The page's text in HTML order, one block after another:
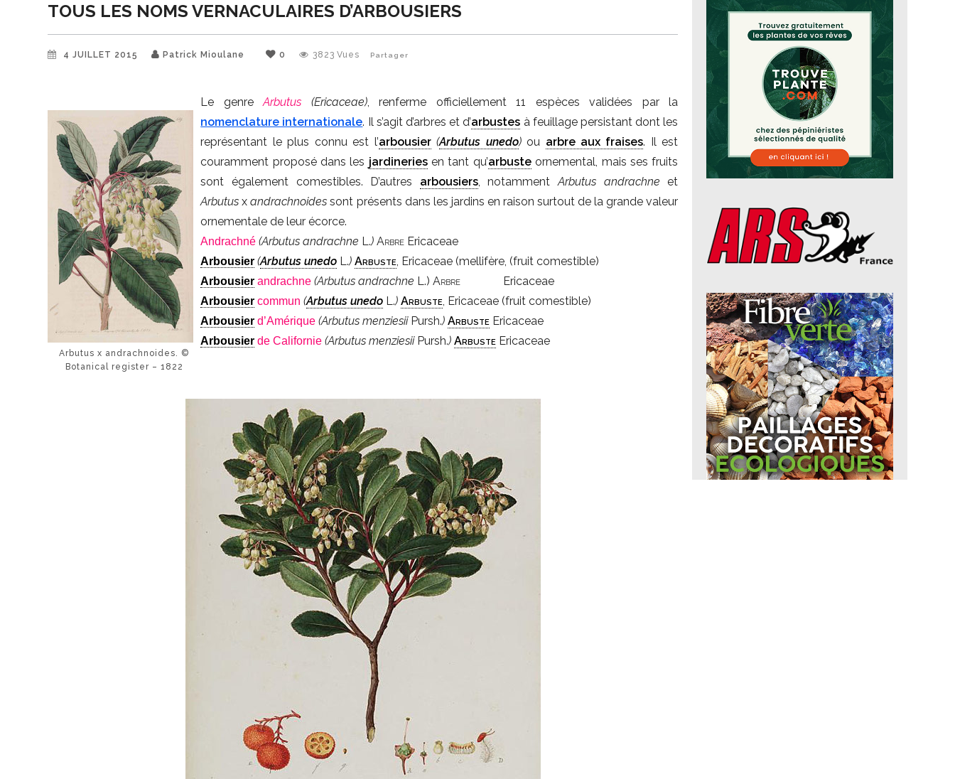
TOUS LES NOMS VERNACULAIRES D’ARBOUSIERS
4 JUILLET 2015 Patrick Mioulane 0 3823 Vues Partager
Arbutus x andrachnoides. ©
Botanical register – 1822
Le genreArbutus (Ericaceae), renferme officiellement 11 espèces validées par la
nomenclature internationale. Il s’agit d’arbres et d’arbustes à feuillage persistant dont les
représentant le plus connu est l’arbousier (Arbutus unedo)ou arbre aux fraises. Il est
couramment proposé dans les jardineriesen tant qu’arbusteornemental, mais ses fruits
sont également comestibles. D’autres arbousiers, notammentArbutus andrachne et
Arbutus xandrachnoides sont présents dans les jardins en raison surtout de la grande valeur
ornementale de leur écorce.
Andrachné (Arbutus andrachne L.) Arbre Ericaceae
Arbousier (Arbutus unedo L.) Arbuste, Ericaceae (mellifère, (fruit comestible)
Arbousier andrachne (Arbutus andrachne L.)Arbre Ericaceae
Arbousier commun (Arbutus unedo L.)Arbuste, Ericaceae (fruit comestible)
Arbousier d’Amérique (Arbutus menziesiiPursh.) Arbuste Ericaceae
Arbousier de Californie (Arbutus menziesii Pursh.) Arbuste Ericaceae